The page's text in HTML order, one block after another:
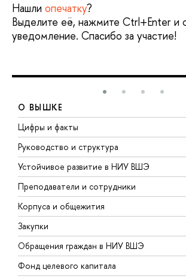
Нашли опечатку?
Выделите её, нажмите Ctrl+Enter и
уведомление. Спасибо за участие!
О ВЫШКЕ
Цифры и факты
Руководство и структура
Устойчивое развитие в НИУ ВШЭ
Преподаватели и сотрудники
Корпуса и общежития
Закупки
Обращения граждан в НИУ ВШЭ
Фонд целевого капитала